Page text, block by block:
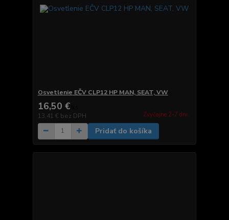
Osvetlenie EČV CLP12 HP MAN, SEAT, VW
16,50 €
13,41 € bez DPH Zvyčajne 2-7 dni.
Pridať do košíka